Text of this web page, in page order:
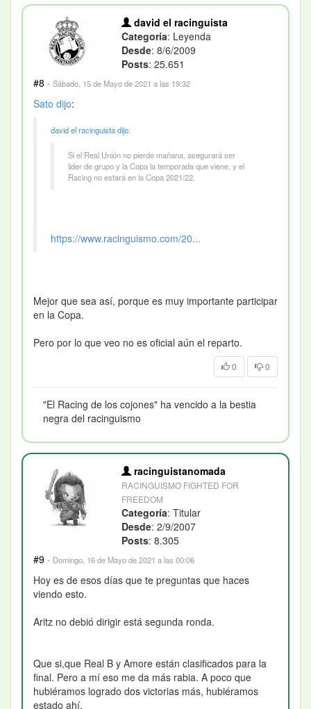
david el racinguista
Categoría: Leyenda
Desde: 8/6/2009
Posts: 25.651
#8 · Sábado, 15 de Mayo de 2021 a las 19:32
Sato dijo:
david el racinguistadijo:
Si el Real Unión no pierde mañana, asegurará ser
lider de grupo y la Copa la temporada que viene, y el
Racing no estará en la Copa 2021/22.
https://www.racinguismo.com/20...
Mejor que sea así, porque es muy importante participar
en la Copa.
Pero por lo que veo no es oficial aún el reparto.
0 0
"El Racing de los cojones" ha vencido a la bestia
negra del racinguismo
racinguistanomada
RACINGUISMO FIGHTED FOR
FREEDOM
Categoría: Titular
Desde: 2/9/2007
Posts: 8.305
#9 · Domingo, 16 de Mayo de 2021 a las 00:06
Hoy es de esos días que te preguntas que haces
viendo esto.
Aritz no debió dirigir está segunda ronda.
Que si,que Real B y Amore están clasificados para la
final. Pero a mí eso me da más rabia. A poco que
hubiéramos logrado dos victorias más, hubiéramos
estado ahí.